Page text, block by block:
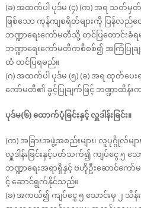
(ခ) အထက်ပါ ပုဒ်မ (၄) (က) အရ သတ်မှတ်ထ
ဖြစ်သော ကုန်ကျစရိတ်များကို ပြန်လ
ဘဏ္ဍာရေးကော်မတီသို့ တင်ပြတောင်းခံ
ဘဏ္ဍာရေးကော်မတီကစီစစ်၍ အကြံပြု
ထံ တင်ပြရမည်။
(ဂ) အထက်ပါ ပုဒ်မ (၅) (ခ) အရ ထုတ်ပေး
ကော်မတီ၏ ခွင့်ပြုချက်ဖြင့် ဘဏ္ဍာထိန်
ပုဒ်မ(၆) ထောက်ပံ့ခြင်းနှင့် လှူဒါန်းခြင်း။
(က) အခြားအဖွဲ့အစည်းများ၊ လူပုဂ္ဂိုလ်မျာ
လှူဒါန်းခြင်းနှင့်ပတ်သက်၍ ကျပ်ငွေ ၅
ဘဏ္ဍာရေးအရာရှိနှင့် ဗဟိုဦးဆောင်က
င့် ဆောင်ရွက်နိုင်သည်။
(ခ) အကယ်၍ ကျပ်ငွေ ၅ သောင်းမှ ၂